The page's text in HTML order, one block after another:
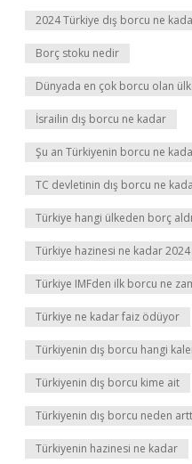
2024 Türkiye dış borcu ne
Borç stoku nedir
Dünyada en çok borcu olan
İsrailin dış borcu ne kadar
Şu an Türkiyenin borcu ne
TC devletinin dış borcu ne
Türkiye hangi ülkeden borç aldı
Türkiye hazinesi ne kadar 2024
Türkiye IMFden ilk borcu ne
Türkiye ne kadar faiz ödüyor
Türkiyenin dış borcu hangi
Türkiyenin dış borcu kime ait
Türkiyenin dış borcu neden
Türkiyenin hazinesi ne kadar